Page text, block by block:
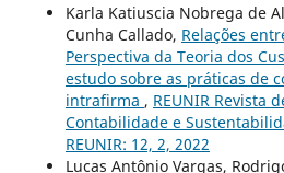
Karla Katiuscia Nobrega de
Cunha Callado, Relações
Perspectiva da Teoria dos
estudo sobre as práticas de
intrafirma , REUNIR Revista
Contabilidade e
REUNIR: 12, 2, 2022
Lucas Antônio Vargas,